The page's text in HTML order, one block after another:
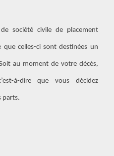
société civile de placement
celles-ci sont destinées un
au moment de votre décès,
à-dire que vous décidez
parts.